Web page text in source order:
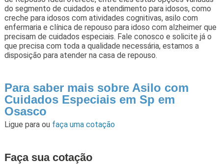
do segmento de cuidados e atendimento para idosos, como
creche para idosos com atividades cognitivas, asilo com
enfermaria e clínica de repouso para idoso com alzheimer que
precisam de cuidados especiais. Fale conosco e solicite já o
que precisa com toda a qualidade necessária, estamos a
disposição para atender na casa de repouso.
Para saber mais sobre Asilo com
Cuidados Especiais em Sp em
Osasco
Ligue para ou faça uma cotação
Faça sua cotação